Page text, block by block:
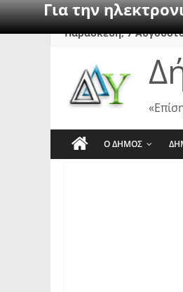
Για την
SkipΠαρασκευή, 7
Ο ΔΗΜΟΣ